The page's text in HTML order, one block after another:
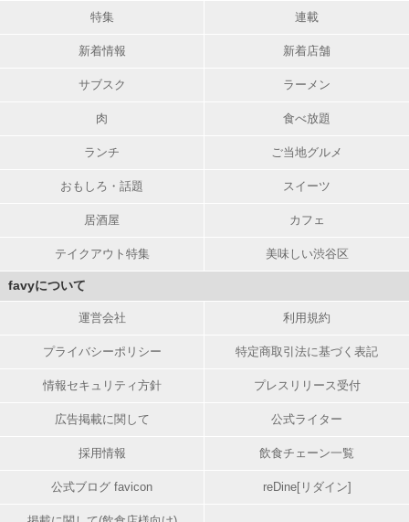
特集 連載
新着情報 新着店舗
サブスク ラーメン
肉 食べ放題
ランチ ご当地グルメ
おもしろ・話題 スイーツ
居酒屋 カフェ
テイクアウト特集 美味しい渋谷区
favyについて
運営会社 利用規約
プライバシーポリシー 特定商取引法に基づく表記
情報セキュリティ方針 プレスリリース受付
広告掲載に関して 公式ライター
採用情報 飲食チェーン一覧
公式ブログ favicon reDine[リダイン]